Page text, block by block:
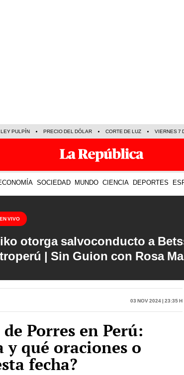
LEY PULPÍN PRECIO DEL DÓLAR CORTE DE LUZ VIERNES 7
SOCIEDAD MUNDO CIENCIA DEPORTES
EN VIVO
otorga salvoconducto a
| Sin Guion con Rosa
03 Nov 2024 | 23:35 h
Porres en Perú:
y qué oraciones o
fecha?